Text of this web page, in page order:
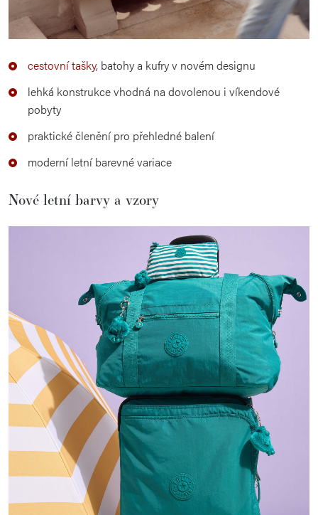
cestovní tašky, batohy a kufry v novém designu
lehká konstrukce vhodná na dovolenou i víkendové
pobyty
praktické členění pro přehledné balení
moderní letní barevné variace
Nové letní barvy a vzory